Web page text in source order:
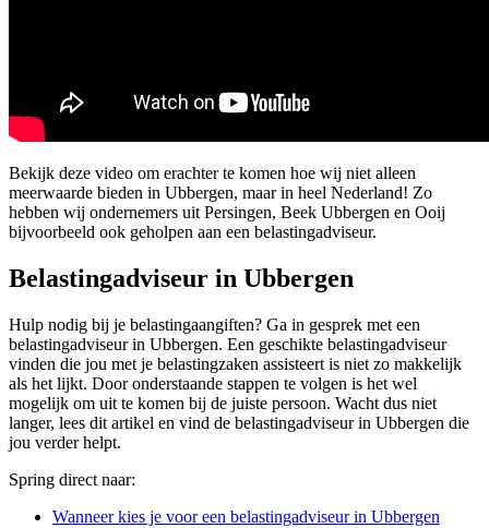
Bekijk deze video om erachter te komen hoe wij niet alleen
meerwaarde bieden in Ubbergen, maar in heel Nederland! Zo
hebben wij ondernemers uit Persingen, Beek Ubbergen en Ooij
bijvoorbeeld ook geholpen aan een belastingadviseur.
Belastingadviseur in Ubbergen
Hulp nodig bij je belastingaangiften? Ga in gesprek met een
belastingadviseur in Ubbergen. Een geschikte belastingadviseur
vinden die jou met je belastingzaken assisteert is niet zo makkelijk
als het lijkt. Door onderstaande stappen te volgen is het wel
mogelijk om uit te komen bij de juiste persoon. Wacht dus niet
langer, lees dit artikel en vind de belastingadviseur in Ubbergen die
jou verder helpt.
Spring direct naar:
Wanneer kies je voor een belastingadviseur in Ubbergen